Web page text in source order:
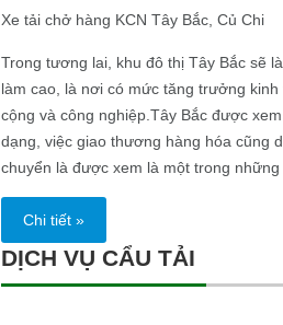
Xe tải chở hàng KCN Tây Bắc, Củ Chi
Trong tương lai, khu đô thị Tây Bắc sẽ
làm cao, là nơi có mức tăng trưởng
cộng và công nghiệp.Tây Bắc được
dạng, việc giao thương hàng hóa cũng
chuyển là được xem là một trong những
Chi tiết »
DỊCH VỤ CẨU TẢI